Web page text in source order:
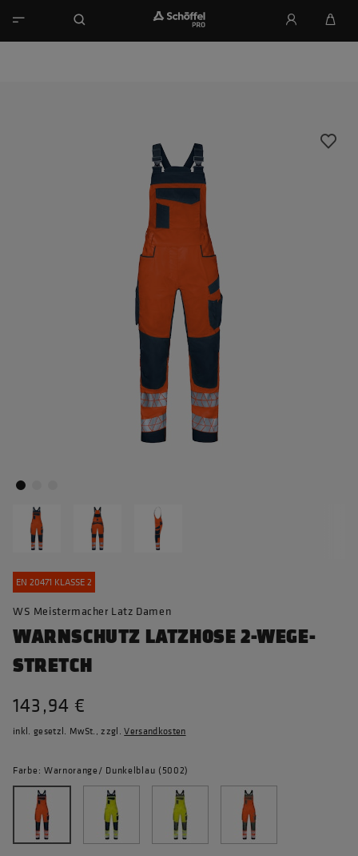
EN 20471 KLASSE 2
WS Meistermacher Latz Damen
WARNSCHUTZ LATZHOSE 2-WEGE-
STRETCH
143,94 €
inkl. gesetzl. MwSt., zzgl.Versandkosten
Farbe: Warnorange/ Dunkelblau (5002)